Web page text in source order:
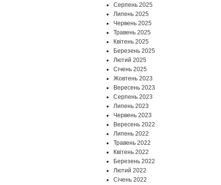
Серпень 2025
Липень 2025
Червень 2025
Травень 2025
Квітень 2025
Березень 2025
Лютий 2025
Січень 2025
Жовтень 2023
Вересень 2023
Серпень 2023
Липень 2023
Червень 2023
Вересень 2022
Липень 2022
Травень 2022
Квітень 2022
Березень 2022
Лютий 2022
Січень 2022